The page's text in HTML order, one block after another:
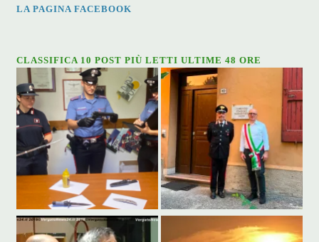
LA PAGINA FACEBOOK
CLASSIFICA 10 POST PIÙ LETTI ULTIME 48 ORE